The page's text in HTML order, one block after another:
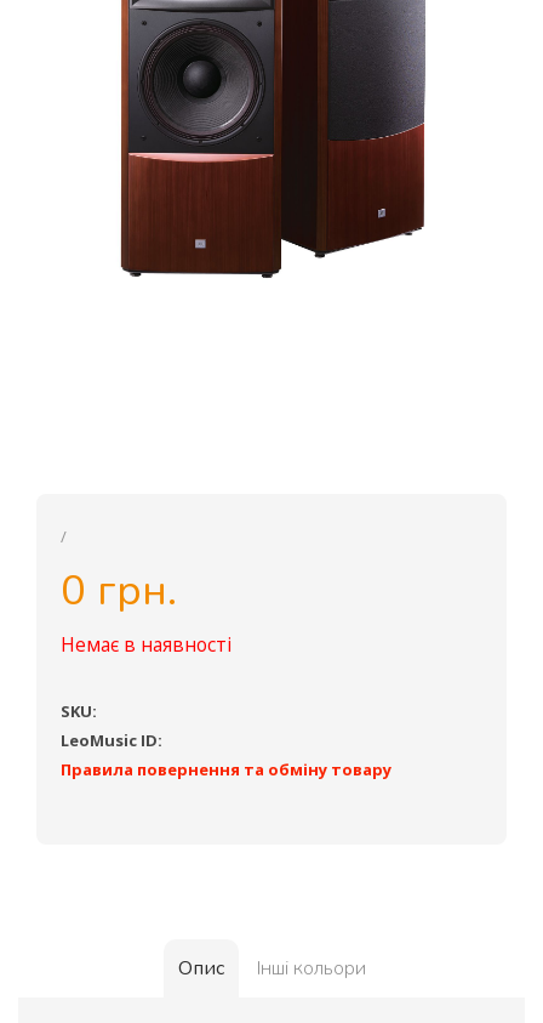
/
0 грн.
Немає в наявності
SKU:
LeoMusic ID:
Правила повернення та обміну товару
Опис Інші кольори